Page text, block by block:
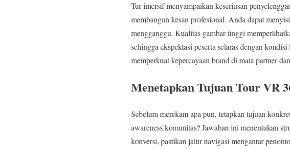
Tur imersif menyampaikan keseriusan
membangun kesan profesional. Anda dapat
mengganggu. Kualitas gambar tinggi
sehingga ekspektasi peserta selaras dengan
memperkuat kepercayaan brand di mata partner
Menetapkan Tujuan Tour VR
Sebelum merekam apa pun, tetapkan tujuan
awareness komunitas? Jawaban ini menentukan
konversi, pastikan jalur navigasi mengantar